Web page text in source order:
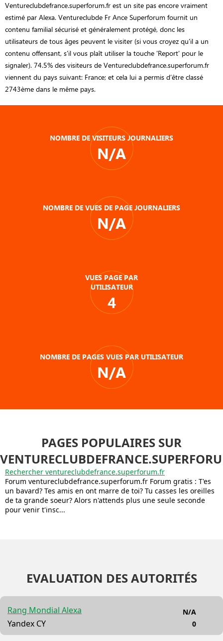
Ventureclubdefrance.superforum.fr est un site pas encore vraiment
estimé par Alexa. Ventureclubde Fr Ance Superforum fournit un
contenu familial sécurisé et généralement protégé, donc les
utilisateurs de tous âges peuvent le visiter (si vous croyez qu'il a un
contenu offensant, s'il vous plaît utiliser la touche 'Report' pour le
signaler). 74.5% des visiteurs de Ventureclubdefrance.superforum.fr
viennent du pays suivant: France; et cela lui a permis d’être classé
2743ème dans le même pays.
NOMBRE DE VISITEURS JOURNALIERS
N/A
NOMBRE DE VUES DE PAGE JOURNALIERS
N/A
VUES PAGE PAR
UTILISATEUR
4
NOMBRE DE PAGES VUES PAR UTILISATEUR
N/A
PAGES POPULAIRES SUR
Rechercher ventureclubdefrance.superforum.fr
Forum ventureclubdefrance.superforum.fr Forum gratis : T'es
un bavard? Tes amis en ont marre de toi? Tu casses les oreilles
de ta grande soeur? Alors n'attends plus une seule seconde
pour venir t'insc...
EVALUATION DES AUTORITÉS
Rang Mondial Alexa
Yandex CY
N/A
0